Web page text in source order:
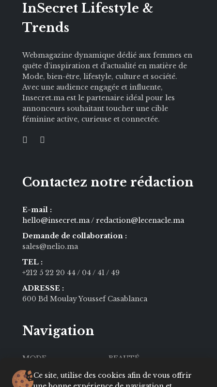
Ce site, utilise des cookies afin de vous offrir
InSecret Lifestyle &
Trends
Webmagazine dynamique dédié aux femmes en
quête d’inspiration et d’actualité en matière de
Mode, bien-être, lifestyle, culture et société.
Avec une audience engagée et influente,
Insecret.ma est le partenaire idéal pour les
annonceurs souhaitant toucher une cible
féminine active, curieuse et connectée.
Contactez notre rédaction
E-mail :
hello@insecret.ma / redaction@lecenacle.ma
Demande de collaboration :
sales@nelio.ma
TEL :
+212 5 22 20 44 / 04 / 41 / 49
ADRESSE :
600 Bd Moulay Youssef Casablanca
Navigation
MODE
BEAUTÉ
SOCIÉTÉ
CULTURE